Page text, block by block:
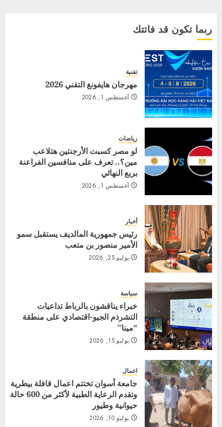
ربما تكون قد فاتتك
تقنية
مهرجان هايفونغ التقني 2026
أغسطس 1, 2026
رياضات
لو مصر كسبت الأرجنتين هتلاعب
مين؟.. تعرف على منافسين الفراعنة
بربع النهائي
أغسطس 1, 2026
أخبار
رئيس جمهورية المالديف يستقبل سمو
الأمير منصور بن متعب
يوليو 25, 2026
سياسة
خبراء يناقشون بالرباط تداعيات
التشرذم الجيو-اقتصادي على منطقة
“مينا”
يوليو 15, 2026
اعمال
جامعة أسوان تختتم اعمال قافلة بيطرية
وتقدم الرعاية الطبية لأكثر من 600 حالة
حيوانية وطيور
يوليو 10, 2026